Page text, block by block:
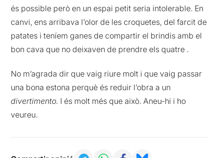
és possible però en un espai petit seria intolerable. En
canvi, ens arribava l’olor de les croquetes, del farcit de
patates i teníem ganes de compartir el brindis amb el
bon cava que no deixaven de prendre els quatre .
No m’agrada dir que vaig riure molt i que vaig passar
una bona estona perquè és reduir l’obra a un
divertimento. I és molt més que això. Aneu-hi i ho
veureu.